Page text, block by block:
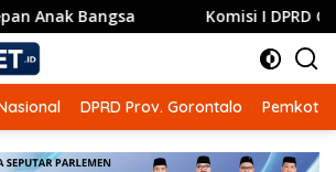
Komisi I DPRD Gorontalo
DPRD Prov. Gorontalo Pemkot